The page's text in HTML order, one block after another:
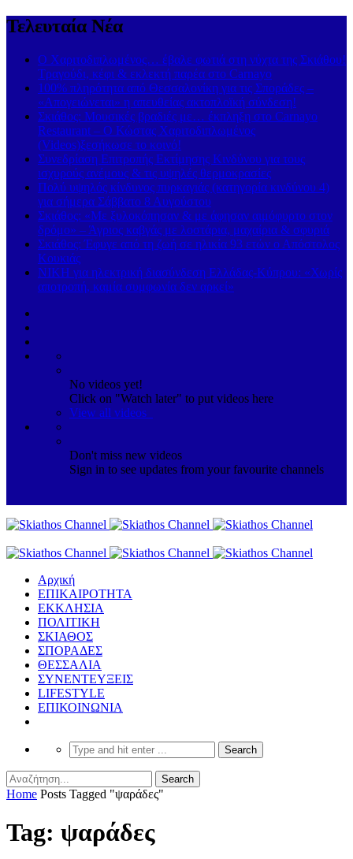
Τελευταία Νέα
Ο Χαριτοδιπλωμένος… έβαλε φωτιά στη νύχτα της Σκιάθου!
Τραγούδι, κέφι & εκλεκτή παρέα στο Carnayo
100% πληρότητα από Θεσσαλονίκη για τις Σποράδες –
«Απογειώνεται» η απευθείας ακτοπλοϊκή σύνδεση!
Σκιάθος: Μουσικές βραδιές με… έκπληξη στο Carnayo
Restaurant – Ο Κώστας Χαριτοδιπλωμένος
(Videos)ξεσήκωσε το κοινό!
Συνεδρίαση Επιτροπής Εκτίμησης Κινδύνου για τους
ισχυρούς ανέμους & τις υψηλές θερμοκρασίες
Πολύ υψηλός κίνδυνος πυρκαγιάς (κατηγορία κινδύνου 4)
για σήμερα Σάββατο 8 Αυγούστου
Σκιάθος: «Με ξυλοκόπησαν & με άφησαν αιμόφυρτο στον
δρόμο» – Άγριος καβγάς με λοστάρια, μαχαίρια & σφυριά
Σκιάθος: Έφυγε από τη ζωή σε ηλικία 93 ετών ο Απόστολος
Κουκιάς
ΝΙΚΗ για ηλεκτρική διασύνδεση Ελλάδας-Κύπρου: «Χωρίς
αποτροπή, καμία συμφωνία δεν αρκεί»
No videos yet!
Click on "Watch later" to put videos here
View all videos
Don't miss new videos
Sign in to see updates from your favourite channels
Αρχική
ΕΠΙΚΑΙΡΟΤΗΤΑ
ΕΚΚΛΗΣΙΑ
ΠΟΛΙΤΙΚΗ
ΣΚΙΑΘΟΣ
ΣΠΟΡΑΔΕΣ
ΘΕΣΣΑΛΙΑ
ΣΥΝΕΝΤΕΥΞΕΙΣ
LIFESTYLE
ΕΠΙΚΟΙΝΩΝΙΑ
Home Posts Tagged "ψαράδες"
Tag: ψαράδες